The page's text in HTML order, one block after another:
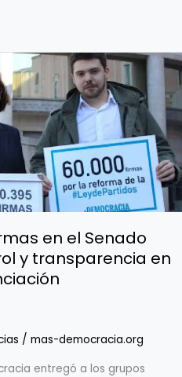
en el Senado
y transparencia en
/ mas-democracia.org
entregó a los grupos